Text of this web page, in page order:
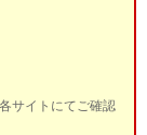
サイトにてご確認